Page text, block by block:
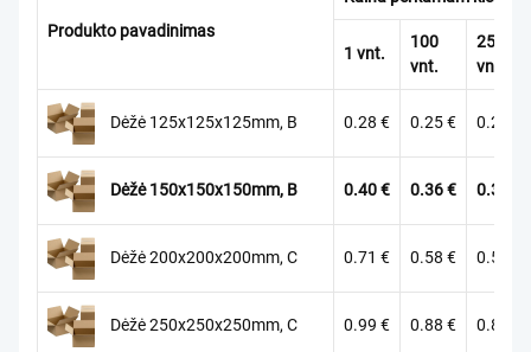
Produkto pavadinimas
1 vnt.
100
vnt.
250
vnt.
Dėžė 125x125x125mm, B 0.28 € 0.25€ 0.23
Dėžė 150x150x150mm, B 0.40€ 0.36€ 0.32
Dėžė 200x200x200mm, C 0.71 € 0.58 € 0.55
Dėžė 250x250x250mm, C 0.99 € 0.88 € 0.83